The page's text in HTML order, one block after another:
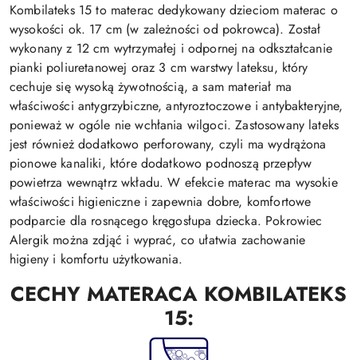
Kombilateks 15 to materac dedykowany dzieciom materac o
wysokości ok. 17 cm (w zależności od pokrowca). Został
wykonany z 12 cm wytrzymałej i odpornej na odkształcanie
pianki poliuretanowej oraz 3 cm warstwy lateksu, który
cechuje się wysoką żywotnością, a sam materiał ma
właściwości antygrzybiczne, antyroztoczowe i antybakteryjne,
ponieważ w ogóle nie wchłania wilgoci. Zastosowany lateks
jest również dodatkowo perforowany, czyli ma wydrążona
pionowe kanaliki, które dodatkowo podnoszą przepływ
powietrza wewnątrz wkładu. W efekcie materac ma wysokie
właściwości higieniczne i zapewnia dobre, komfortowe
podparcie dla rosnącego kręgosłupa dziecka. Pokrowiec
Alergik można zdjąć i wyprać, co ułatwia zachowanie
higieny i komfortu użytkowania.
CECHY MATERACA KOMBILATEKS
15: